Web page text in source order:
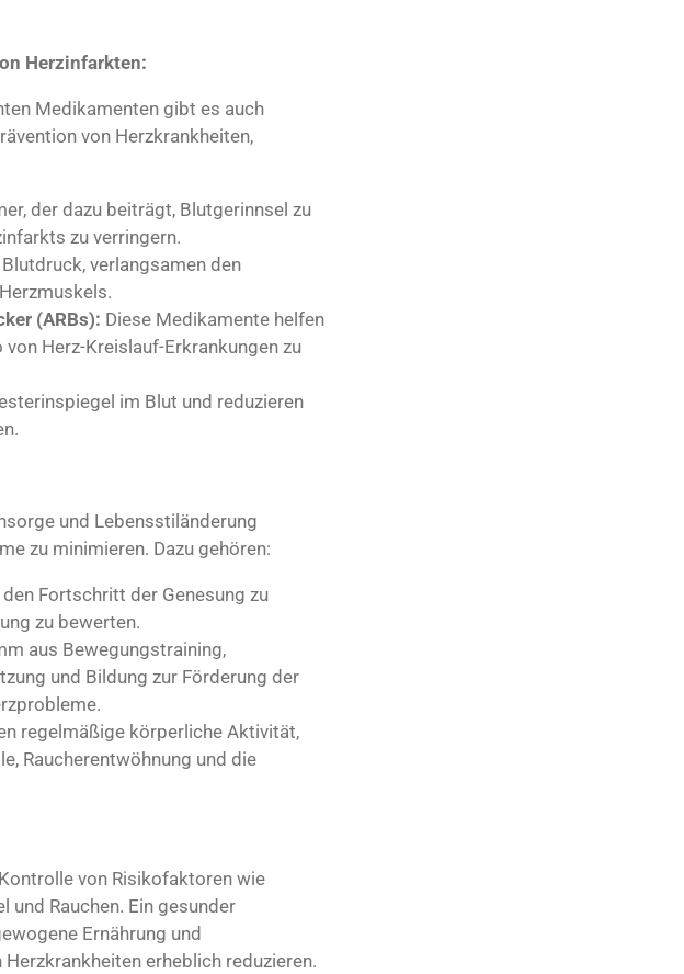
Herzinfarkten:
Medikamenten gibt es auch
von Herzkrankheiten,
der dazu beiträgt, Blutgerinnsel zu
zu verringern.
verlangsamen den
(ARBs): Diese Medikamente helfen
Herz-Kreislauf-Erkrankungen zu
im Blut und reduzieren
und Lebensstiländerung
zu minimieren. Dazu gehören:
den Fortschritt der Genesung zu
zu bewerten.
aus Bewegungstraining,
und Bildung zur Förderung der
regelmäßige körperliche Aktivität,
Raucherentwöhnung und die
von Risikofaktoren wie
und Rauchen. Ein gesunder
Ernährung und
erheblich reduzieren.